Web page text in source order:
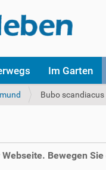
Im Garten
Bubo scandiacus
Bewegen